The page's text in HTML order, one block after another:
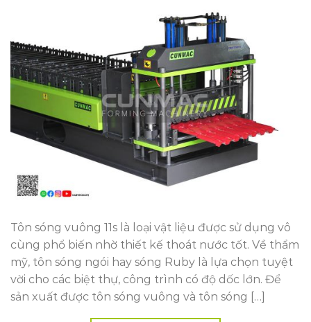
Tôn sóng vuông 11s là loại vật liệu được sử dụng vô
cùng phổ biến nhờ thiết kế thoát nước tốt. Về thẩm
mỹ, tôn sóng ngói hay sóng Ruby là lựa chọn tuyệt
vời cho các biệt thự, công trình có độ dốc lớn. Để
sản xuất được tôn sóng vuông và tôn sóng […]